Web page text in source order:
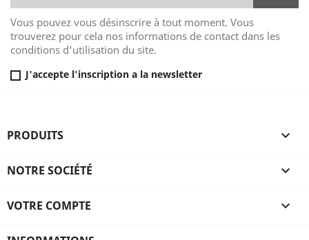
Vous pouvez vous désinscrire à tout moment. Vous
trouverez pour cela nos informations de contact dans les
conditions d'utilisation du site.
J'accepte l'inscription a la newsletter
PRODUITS 
NOTRE SOCIÉTÉ 
VOTRE COMPTE 